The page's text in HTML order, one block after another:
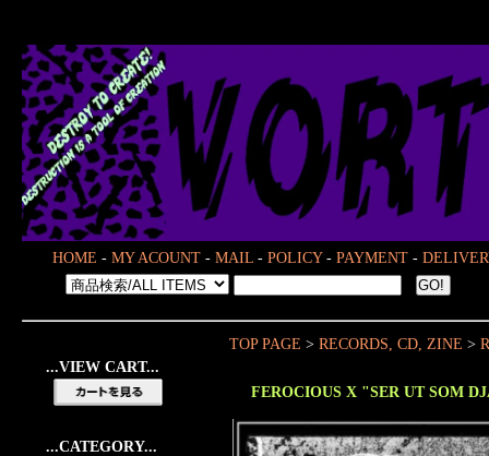
HOME - MY ACOUNT - MAIL - POLICY- PAYMENT -
...VIEW CART...
...CATEGORY...
TOP PAGE > RECORDS, CD, ZINE >
FEROCIOUS X "SER UT SOM